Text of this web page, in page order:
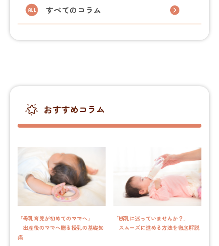
すべてのコラム
おすすめコラム
「母乳育児が初めてのママへ」
出産後のママへ贈る授乳の基礎知
識
「断乳に迷っていませんか？」
スムーズに進める方法を徹底解説